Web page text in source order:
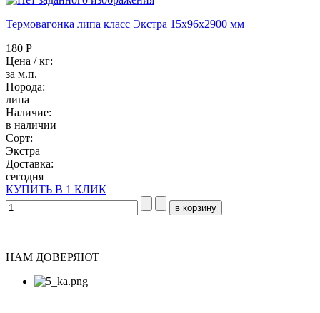
Термовагонка липа класс Экстра 15x96x2900 мм
180 Р
Цена / кг:
за м.п.
Порода:
липа
Наличие:
в наличии
Сорт:
Экстра
Доставка:
сегодня
КУПИТЬ В 1 КЛИК
НАМ ДОВЕРЯЮТ